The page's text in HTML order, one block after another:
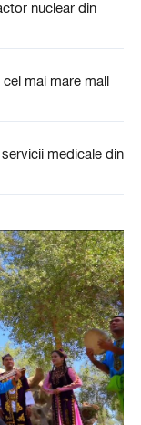
nuclear din
mai mare mall
medicale din